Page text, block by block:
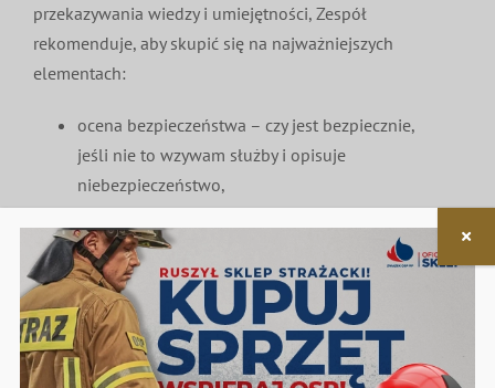
przekazywania wiedzy i umiejętności, Zespół
rekomenduje, aby skupić się na najważniejszych
elementach:
ocena bezpieczeństwa – czy jest bezpiecznie,
jeśli nie to wzywam służby i opisuje
niebezpieczeństwo,
sprawdzenie przytomności – poklepanie po
ramieniu i zapytanie czy wszystko w porządku?,
wezwanie pomocy – nr 999 jeśli potrzebujemy
tylko ZRM, nr 112 w innych przypadkach,
sprawdzenie oddechu – odchylenie głowy i
podbródka, sprawdzenie przez 10 sek. patrz,